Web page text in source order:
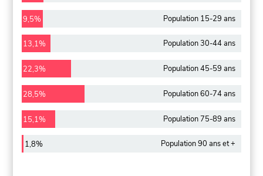
9,5% Population 15-29 ans
13,1% Population 30-44 ans
22,3% Population 45-59 ans
28,5% Population 60-74 ans
15,1% Population 75-89 ans
1,8% Population 90 ans et +